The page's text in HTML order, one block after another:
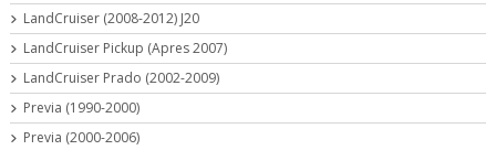
LandCruiser (2008-2012) J20
LandCruiser Pickup (Apres 2007)
LandCruiser Prado (2002-2009)
Previa (1990-2000)
Previa (2000-2006)